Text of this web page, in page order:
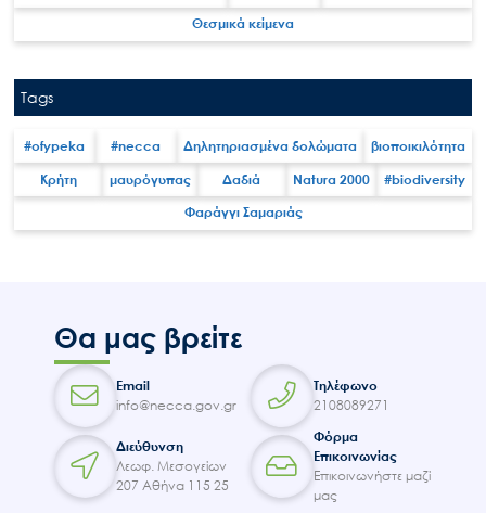
Search
Άξονες δράσης
Μ.Δ.Π.Π.
Έργα
Εισιτήρια
Επικοινωνία
Θεσμικά κείμενα
Tags
#ofypeka #necca Δηλητηριασμένα δολώματα βιοποικιλότητα
Κρήτη μαυρόγυπας Δαδιά Natura 2000 #biodiversity
Φαράγγι Σαμαριάς
Θα μας βρείτε
Email
info@necca.gov.gr
Τηλέφωνο
2108089271
Διεύθυνση
Λεωφ. Μεσογείων
207 Αθήνα 115 25
Φόρμα
Επικοινωνίας
Επικοινωνήστε μαζί
μας